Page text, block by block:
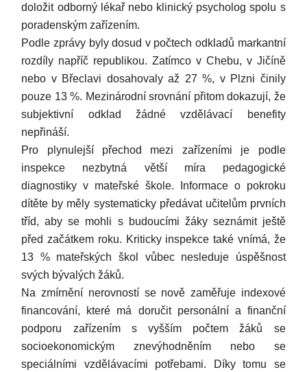
doložit odborný lékař nebo klinický psycholog spolu s
poradenským zařízením.
Podle zprávy byly dosud v počtech odkladů markantní
rozdíly napříč republikou. Zatímco v Chebu, v Jičíně
nebo v Břeclavi dosahovaly až 27 %, v Plzni činily
pouze 13 %. Mezinárodní srovnání přitom dokazují, že
subjektivní odklad žádné vzdělávací benefity
nepřináší.
Pro plynulejší přechod mezi zařízeními je podle
inspekce nezbytná větší míra pedagogické
diagnostiky v mateřské škole. Informace o pokroku
dítěte by měly systematicky předávat učitelům prvních
tříd, aby se mohli s budoucími žáky seznámit ještě
před začátkem roku. Kriticky inspekce také vnímá, že
13 % mateřských škol vůbec nesleduje úspěšnost
svých bývalých žáků.
Na zmírnění nerovností se nově zaměřuje indexové
financování, které má doručit personální a finanční
podporu zařízením s vyšším počtem žáků se
socioekonomickým znevýhodněním nebo se
speciálními vzdělávacími potřebami. Díky tomu se